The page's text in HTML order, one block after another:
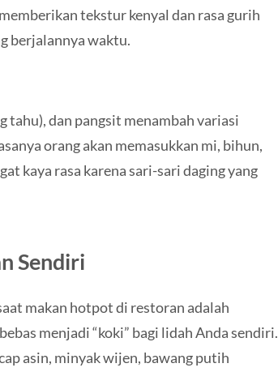
tekstur kenyal dan rasa gurih
berjalannya waktu.
tahu), dan pangsit menambah variasi
orang akan memasukkan mi, bihun,
kaya rasa karena sari-sari daging yang
Sendiri
makan hotpot di restoran adalah
menjadi “koki” bagi lidah Anda sendiri.
asin, minyak wijen, bawang putih